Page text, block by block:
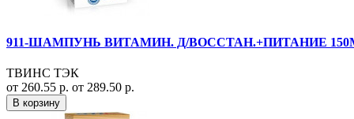
911-ШАМПУНЬ ВИТАМИН. Д/ВОССТАН.+ПИТАНИЕ
ТВИНС ТЭК
от 260.55 р. от 289.50 р.
В корзину